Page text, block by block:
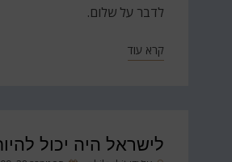
לדבר על שלום.
קרא עוד
לישראל היה יכול